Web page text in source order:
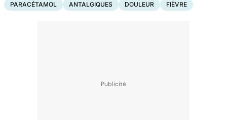
PARACÉTAMOL ANTALGIQUES DOULEUR FIÈVRE